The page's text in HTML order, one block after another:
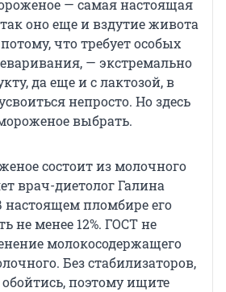
— самая настоящая
оно еще и вздутие живота
что требует особых
— экстремально
да еще и с лактозой, в
непросто. Но здесь
выбрать.
состоит из молочного
врач-диетолог Галина
пломбире его
не менее 12%. ГОСТ не
молокосодержащего
Без стабилизаторов,
поэтому ищите